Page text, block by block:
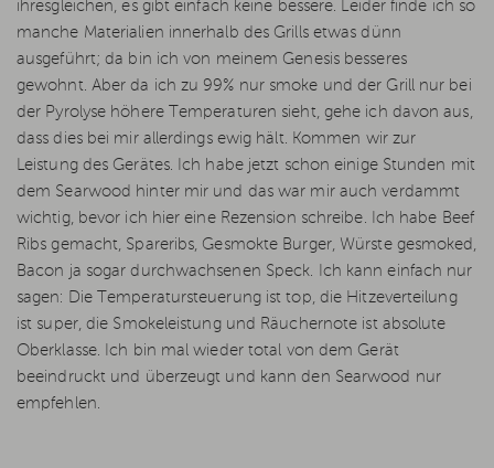
ihresgleichen, es gibt einfach keine bessere. Leider finde ich so
manche Materialien innerhalb des Grills etwas dünn
ausgeführt; da bin ich von meinem Genesis besseres
gewohnt. Aber da ich zu 99% nur smoke und der Grill nur bei
der Pyrolyse höhere Temperaturen sieht, gehe ich davon aus,
dass dies bei mir allerdings ewig hält. Kommen wir zur
Leistung des Gerätes. Ich habe jetzt schon einige Stunden mit
dem Searwood hinter mir und das war mir auch verdammt
wichtig, bevor ich hier eine Rezension schreibe. Ich habe Beef
Ribs gemacht, Spareribs, Gesmokte Burger, Würste gesmoked,
Bacon ja sogar durchwachsenen Speck. Ich kann einfach nur
sagen: Die Temperatursteuerung ist top, die Hitzeverteilung
ist super, die Smokeleistung und Räuchernote ist absolute
Oberklasse. Ich bin mal wieder total von dem Gerät
beeindruckt und überzeugt und kann den Searwood nur
empfehlen.